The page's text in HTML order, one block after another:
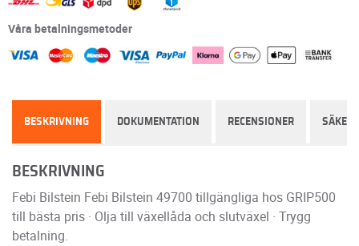
Våra betalningsmetoder
BESKRIVNING DOKUMENTATION RECENSIONER
BESKRIVNING
Febi Bilstein Febi Bilstein 49700 tillgängliga hos GRIP500
till bästa pris · Olja till växellåda och slutväxel · Trygg
betalning.